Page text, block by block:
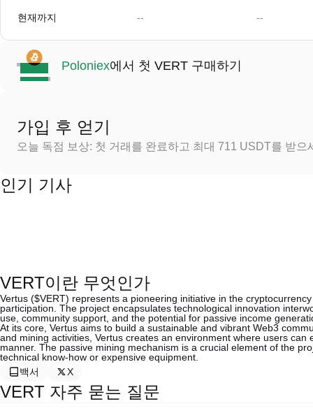
현재까지 -- --
Poloniex에서 첫 VERT 구매하기
가입 후 얻기
오늘 독점 보상: 첫 거래를 완료하고 최대 711 USDT를 받으
인기 기사
VERT이란 무엇인가
Vertus ($VERT) represents a pioneering initiative in the
participation. The project encapsulates technological innovation
use, community support, and the potential for passive income
At its core, Vertus aims to build a sustainable and vibrant Web3
and mining activities, Vertus creates an environment where users
manner. The passive mining mechanism is a crucial element of the
technical know-how or expensive equipment.
백서
X
VERT 자주 묻는 질문